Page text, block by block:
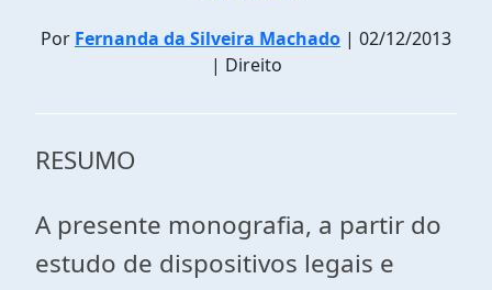
Por Fernanda da Silveira Machado | 02/12/2013
| Direito
RESUMO
A presente monografia, a partir do
estudo de dispositivos legais e